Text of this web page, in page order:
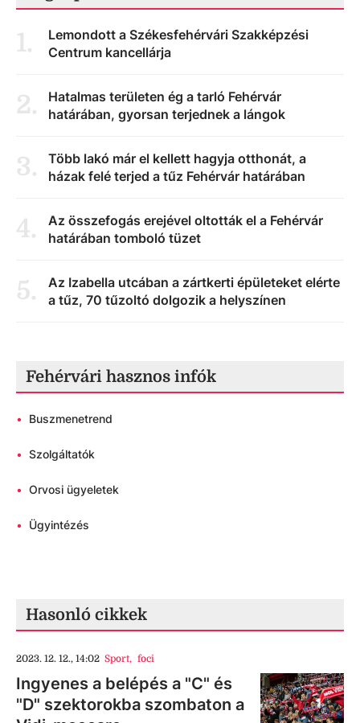
1.
Lemondott a Székesfehérvári Szakképzési
Centrum kancellárja
2.
Hatalmas területen ég a tarló Fehérvár
határában, gyorsan terjednek a lángok
3.
Több lakó már el kellett hagyja otthonát, a
házak felé terjed a tűz Fehérvár határában
4.
Az összefogás erejével oltották el a Fehérvár
határában tomboló tüzet
5.
Az Izabella utcában a zártkerti épületeket elérte
a tűz, 70 tűzoltó dolgozik a helyszínen
Fehérvári hasznos infók
• Buszmenetrend
• Szolgáltatók
• Orvosi ügyeletek
• Ügyintézés
Hasonló cikkek
2023. 12. 12., 14:02 Sport, foci
Ingyenes a belépés a "C" és
"D" szektorokba szombaton a